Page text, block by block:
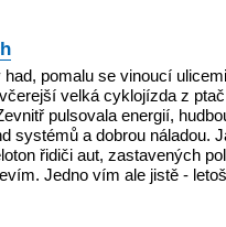
pomalu se vinoucí
velká cyklojízda z
pulsovala energií,
systémů a dobrou náladou.
řidiči aut, zastavených
Jedno vím ale jistě -